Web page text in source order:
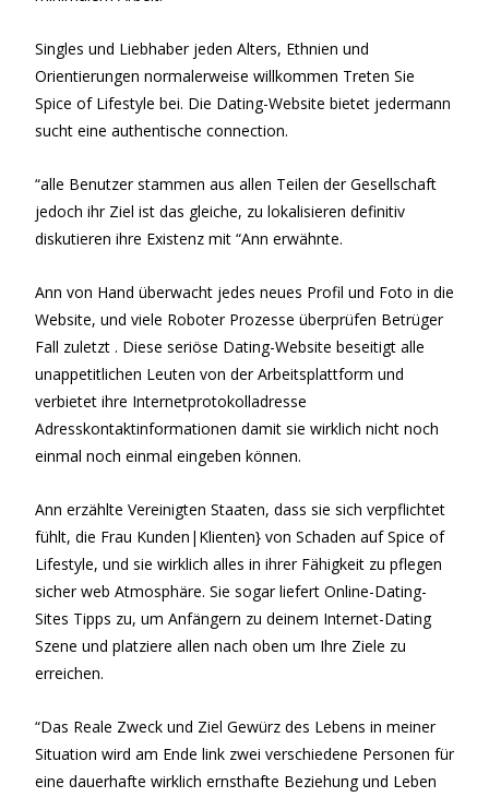
Singles und Liebhaber jeden Alters, Ethnien und
Orientierungen normalerweise willkommen Treten Sie
Spice of Lifestyle bei. Die Dating-Website bietet jedermann
sucht eine authentische connection.
“alle Benutzer stammen aus allen Teilen der Gesellschaft
jedoch ihr Ziel ist das gleiche, zu lokalisieren definitiv
diskutieren ihre Existenz mit “Ann erwähnte.
Ann von Hand überwacht jedes neues Profil und Foto in die
Website, und viele Roboter Prozesse überprüfen Betrüger
Fall zuletzt . Diese seriöse Dating-Website beseitigt alle
unappetitlichen Leuten von der Arbeitsplattform und
verbietet ihre Internetprotokolladresse
Adresskontaktinformationen damit sie wirklich nicht noch
einmal noch einmal eingeben können.
Ann erzählte Vereinigten Staaten, dass sie sich verpflichtet
fühlt, die Frau Kunden|Klienten} von Schaden auf Spice of
Lifestyle, und sie wirklich alles in ihrer Fähigkeit zu pflegen
sicher web Atmosphäre. Sie sogar liefert Online-Dating-
Sites Tipps zu, um Anfängern zu deinem Internet-Dating
Szene und platziere allen nach oben um Ihre Ziele zu
erreichen.
“Das Reale Zweck und Ziel Gewürz des Lebens in meiner
Situation wird am Ende link zwei verschiedene Personen für
eine dauerhafte wirklich ernsthafte Beziehung und Leben